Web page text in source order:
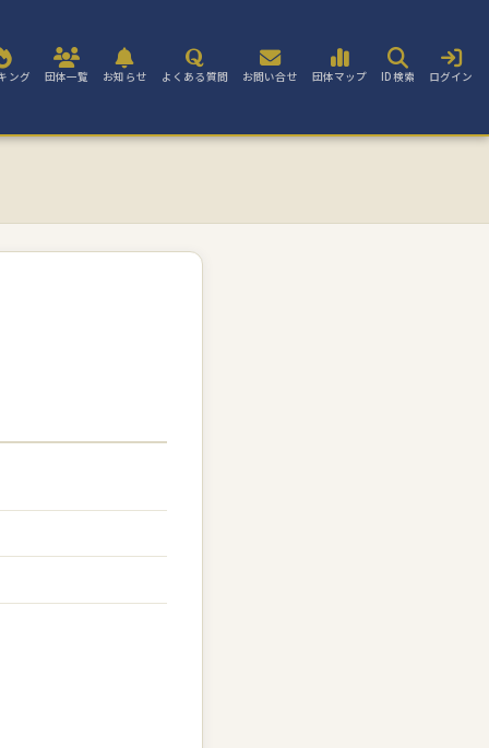
ング 団体一覧 お知らせ よくある質問 お問い合せ 団体マップ ID検索 ログイン